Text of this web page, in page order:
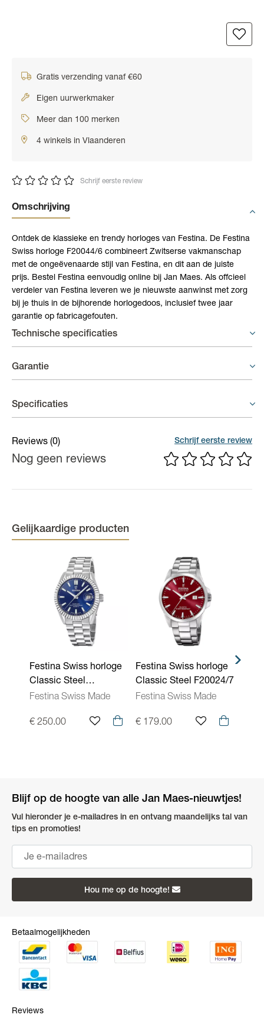
Gratis verzending vanaf €60
Eigen uurwerkmaker
Meer dan 100 merken
4 winkels in Vlaanderen
Schrijf eerste review
Omschrijving
Ontdek de klassieke en trendy horloges van Festina. De Festina
Swiss horloge F20044/6 combineert Zwitserse vakmanschap
met de ongeëvenaarde stijl van Festina, en dit aan de juiste
prijs. Bestel Festina eenvoudig online bij Jan Maes. Als offcieel
verdeler van Festina leveren we je nieuwste aanwinst met zorg
bij je thuis in de bijhorende horlogedoos, inclusief twee jaar
garantie op fabricagefouten.
Technische specificaties
Ontdek de klassieke en trendy horloges van Festina. De Festina
prijs. Bestel Festina eenvoudig online bij Jan Maes. Als offcieel
garantie op fabricagefouten.
Garantie
van 2 jaar op fabricagefouten aan het binnenwerk.
Specificaties
Materiaal band
Materiaal kast
Kleur band
Waterdichtheid 10 ATM - 100 meter
Kenmerken Uurwerken Swiss Made, Vouwsluiting
Reviews (0) Schrijf eerste review
Nog geen reviews
Gelijkaardige producten
Festina Swiss horloge
Classic Steel
F20084/B
Festina Swiss Made
€ 250.00
Festina Swiss horloge
Classic Steel F20024/7
Festina Swiss Made
€ 179.00
Blijf op de hoogte van alle Jan Maes-nieuwtjes!
Vul hieronder je e-mailadres in en ontvang maandelijks tal van
tips en promoties!
Hou me op de hoogte!
Betaalmogelijkheden
Reviews